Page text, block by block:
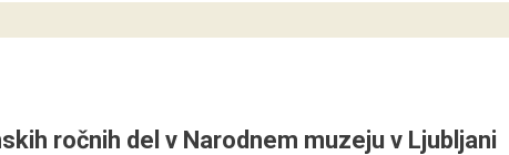
ročnih del v Narodnem muzeju v Ljubljani